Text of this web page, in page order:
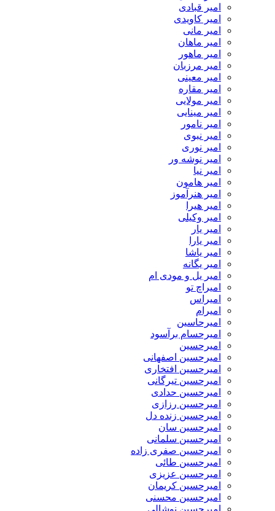
امیر قبادی
امیر کاویدی
امیر مانی
امیر ماهان
امیر ماهور
امیر مرزبان
امیر معینی
امیر مقاره
امیر مولایی
امیر مینایی
امیر نامور
امیر نبوی
امیر نوری
امیر نوشه ور
امیر نیا
امیر هامون
امیر هنرآموز
امیر هیرا
امیر وکیلی
امیر یار
امیر یارا
امیر یاشا
امیر یگانه
امیر یل و مودی ام
امیراچ تو
امیراس
امیرام
امیرحاسین
امیرحسام برآسود
امیرحسین
امیرحسین اصفهانی
امیرحسین افتخاری
امیرحسین تیرگانی
امیرحسین حدادی
امیرحسین رزازی
امیرحسین زنده دل
امیرحسین سان
امیرحسین سلمانی
امیرحسین صفری زاده
امیرحسین طائی
امیرحسین عزیزی
امیرحسین کریمان
امیرحسین محسنی